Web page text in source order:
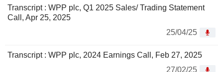
Transcript : WPP plc, Q1 2025 Sales/ Trading Statement
Call, Apr 25, 2025
25/04/25
Transcript : WPP plc, 2024 Earnings Call, Feb 27, 2025
27/02/25